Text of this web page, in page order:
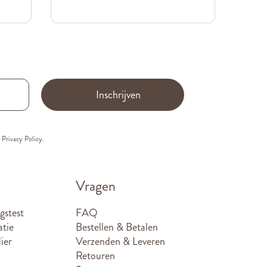
Inschrijven
Privacy Policy.
Vragen
FAQ
Bestellen & Betalen
Verzenden & Leveren
Retouren